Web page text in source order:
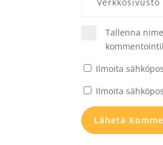
Tallenna
Ilmoita
Ilmoita